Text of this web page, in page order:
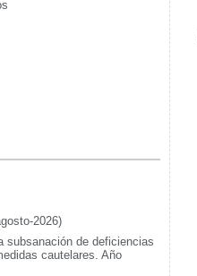
2026)
subsanación de deficiencias
cautelares. Año